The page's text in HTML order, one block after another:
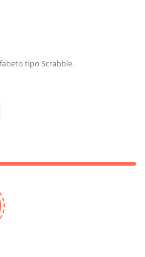
tipo Scrabble.